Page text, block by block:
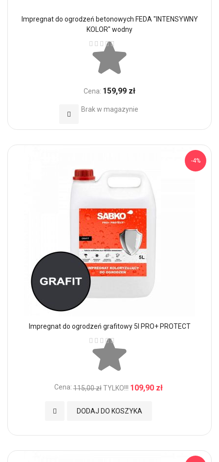
Impregnat do ogrodzeń betonowych FEDA "INTENSYWNY
KOLOR" wodny
Ocena:
Cena: 159,99 zł
Brak w magazynie
Dodaj do Ulubionych
-4%
Impregnat do ogrodzeń grafitowy 5l PRO+ PROTECT
Ocena:
Cena: 115,00 zł TYLKO!!! 109,90 zł
DODAJ DO KOSZYKA
Dodaj do Ulubionych